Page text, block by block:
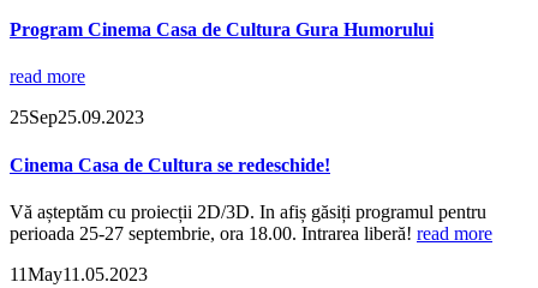
Program Cinema Casa de Cultura Gura Humorului
read more
25Sep25.09.2023
Cinema Casa de Cultura se redeschide!
Vă așteptăm cu proiecții 2D/3D. In afiș găsiți programul pentru
perioada 25-27 septembrie, ora 18.00. Intrarea liberă! read more
11May11.05.2023